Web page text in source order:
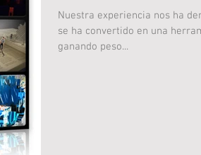
Nuestra experiencia nos ha
se ha convertido en una
ganando peso...